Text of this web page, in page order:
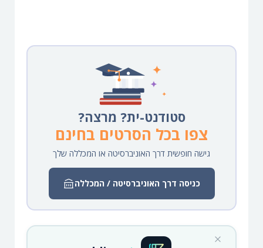
סטודנט-ית? מרצה?
צפו בכל הסרטים בחינם
גישה חופשית דרך האוניברסיטה או המכללה שלך
כניסה דרך האוניברסיטה / המכללה